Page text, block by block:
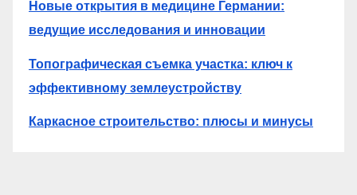
Новые открытия в медицине Германии:
ведущие исследования и инновации
Топографическая съемка участка: ключ к
эффективному землеустройству
Каркасное строительство: плюсы и минусы